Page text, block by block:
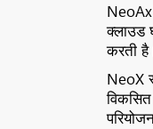
क्लाउड
करती
NeoX